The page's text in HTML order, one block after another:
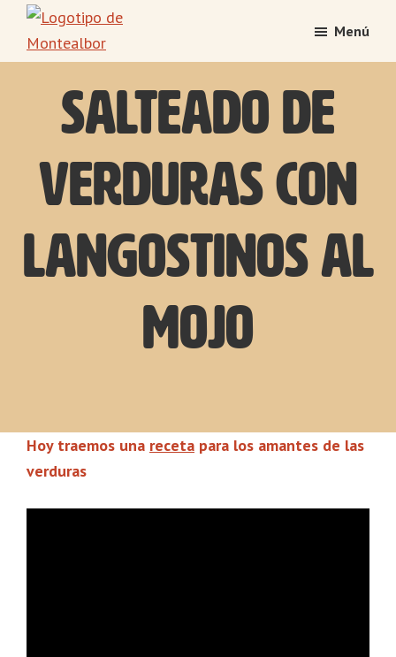
Saltar
contenido
Saltar
pie Montealbor
Tradición
atesorada
tiempo
Menú
Salteado de
verduras con
langostinos al
mojo
Hoy traemos una receta para los amantes de las
verduras